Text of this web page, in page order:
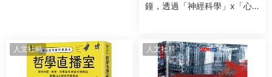
鐘，透過「神經科學」x「心
讓大腦潛能發揮到極緻，變得
超犀利！
人文社科 人文社科